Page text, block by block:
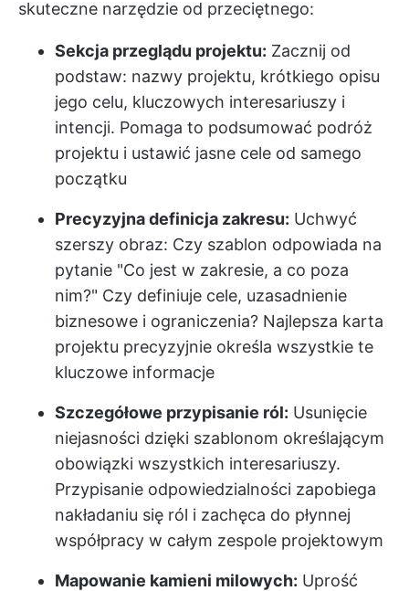
skuteczne narzędzie od przeciętnego:
Sekcja przeglądu projektu: Zacznij od
podstaw: nazwy projektu, krótkiego opisu
jego celu, kluczowych interesariuszy i
intencji. Pomaga to podsumować podróż
projektu i ustawić jasne cele od samego
początku
Precyzyjna definicja zakresu: Uchwyć
szerszy obraz: Czy szablon odpowiada na
pytanie "Co jest w zakresie, a co poza
nim?" Czy definiuje cele, uzasadnienie
biznesowe i ograniczenia? Najlepsza karta
projektu precyzyjnie określa wszystkie te
kluczowe informacje
Szczegółowe przypisanie ról: Usunięcie
niejasności dzięki szablonom określającym
obowiązki wszystkich interesariuszy.
Przypisanie odpowiedzialności zapobiega
nakładaniu się ról i zachęca do płynnej
współpracy w całym zespole projektowym
Mapowanie kamieni milowych: Uprość